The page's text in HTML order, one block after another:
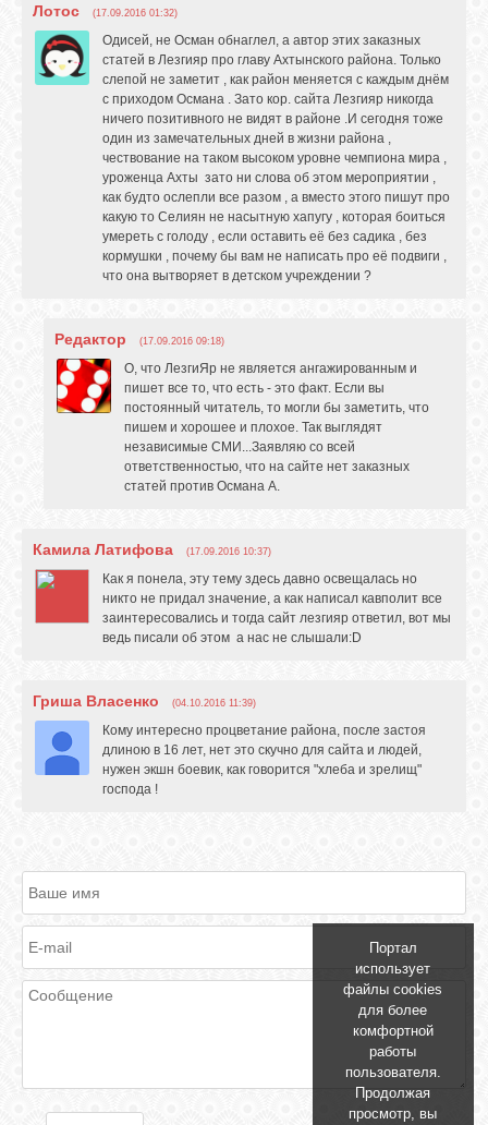
Лотос (17.09.2016 01:32)
Одисей, не Осман обнаглел, а автор этих заказных
статей в Лезгияр про главу Ахтынского района. Только
слепой не заметит , как район меняется с каждым днём
с приходом Османа . Зато кор. сайта Лезгияр никогда
ничего позитивного не видят в районе .И сегодня тоже
один из замечательных дней в жизни района ,
чествование на таком высоком уровне чемпиона мира ,
уроженца Ахты зато ни слова об этом мероприятии ,
как будто ослепли все разом , а вместо этого пишут про
какую то Селиян не насытную хапугу , которая боиться
умереть с голоду , если оставить её без садика , без
кормушки , почему бы вам не написать про её подвиги ,
что она вытворяет в детском учреждении ?
Редактор (17.09.2016 09:18)
О, что ЛезгиЯр не является ангажированным и
пишет все то, что есть - это факт. Если вы
постоянный читатель, то могли бы заметить, что
пишем и хорошее и плохое. Так выглядят
независимые СМИ...Заявляю со всей
ответственностью, что на сайте нет заказных
статей против Османа А.
Камила Латифова (17.09.2016 10:37)
Как я понела, эту тему здесь давно освещалась но
никто не придал значение, а как написал кавполит все
заинтересовались и тогда сайт лезгияр ответил, вот мы
ведь писали об этом а нас не слышали:D
Гриша Власенко (04.10.2016 11:39)
Кому интересно процветание района, после застоя
длиною в 16 лет, нет это скучно для сайта и людей,
нужен экшн боевик, как говорится "хлеба и зрелищ"
господа !
Портал
использует
файлы cookies
для более
комфортной
работы
пользователя.
Продолжая
просмотр, вы